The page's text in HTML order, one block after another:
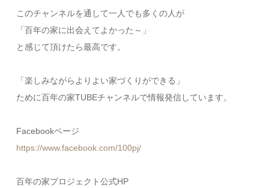
このチャンネルを通して一人でも多くの人が
「百年の家に出会えてよかった～」
と感じて頂けたら最高です。
「楽しみながらよりよい家づくりができる」
ために百年の家TUBEチャンネルで情報発信しています。
Facebookページ
https://www.facebook.com/100pj/
百年の家プロジェクト公式HP